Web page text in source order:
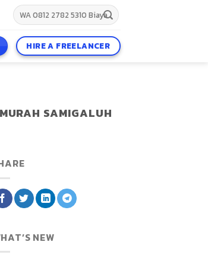
HIRE A FREELANCER
SAMIGALUH
NEW